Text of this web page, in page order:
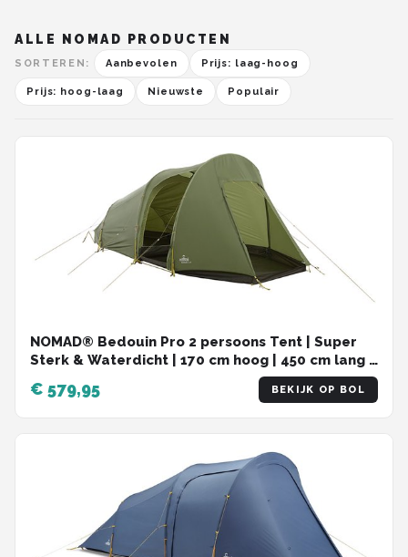
ALLE NOMAD PRODUCTEN
SORTEREN: Aanbevolen Prijs: laag-hoog
Prijs: hoog-laag Nieuwste Populair
NOMAD® Bedouin Pro 2 persoons Tent | Super
Sterk & Waterdicht | 170 cm hoog | 450 cm lang |
Lichtgewicht 5,4 kg | Opgevouwen 56 x 21 cm
€ 579,95 BEKIJK OP BOL